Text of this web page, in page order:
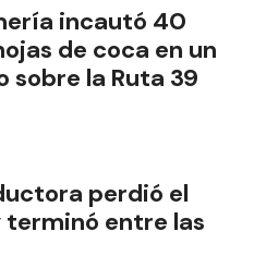
incautó 40
de coca en un
sobre la Ruta 39
perdió el
entre las